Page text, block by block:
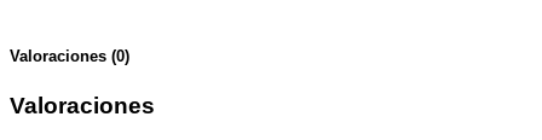
Valoraciones (0)
Valoraciones